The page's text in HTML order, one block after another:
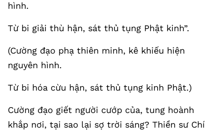
hình.
Từ bi giải thù hận, sát thủ tụng Phật kinh”.
(Cường đạo phạ thiên minh, kê khiếu hiện
nguyên hình.
Từ bi hóa cừu hận, sát thủ tụng kinh Phật.)
Cường đạo giết người cướp của, tung hoành
khắp nơi, tại sao lại sợ trời sáng? Thiền sư Chí